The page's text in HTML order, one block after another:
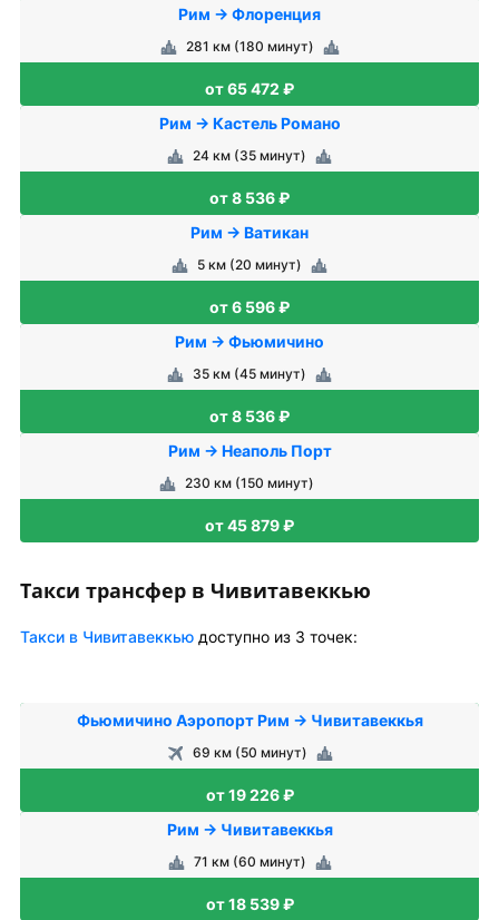
Рим → Флоренция
281 км (180 минут)
от 65 472 ₽
Рим → Кастель Романо
24 км (35 минут)
от 8 536 ₽
Рим → Ватикан
5 км (20 минут)
от 6 596 ₽
Рим → Фьюмичино
35 км (45 минут)
от 8 536 ₽
Рим → Неаполь Порт
230 км (150 минут)
от 45 879 ₽
Такси трансфер в Чивитавеккью
Такси в Чивитавеккью доступно из 3 точек:
Фьюмичино Аэропорт Рим → Чивитавеккья
69 км (50 минут)
от 19 226 ₽
Рим → Чивитавеккья
71 км (60 минут)
от 18 539 ₽